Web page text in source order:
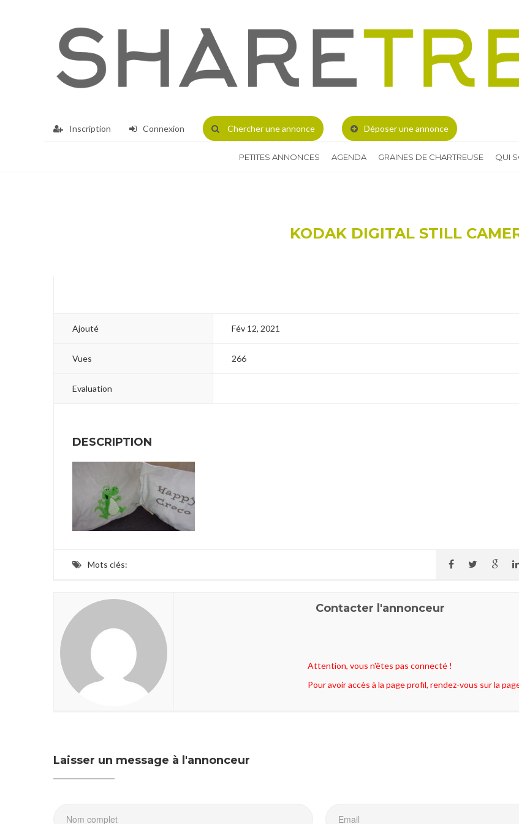
Inscription Connexion Chercherune annonce Déposer une annonce
PETITES ANNONCES AGENDA GRAINES DE CHARTREUSE QUI
KODAK DIGITAL STILL
Ajouté Fév 12, 2021
Vues 266
Evaluation
DESCRIPTION
Mots clés:
Contacter l'annonceur
Attention, vous n'êtes pas connecté !
Pour avoir accès à la page profil, rendez-vous sur la
Laisser un message à l'annonceur